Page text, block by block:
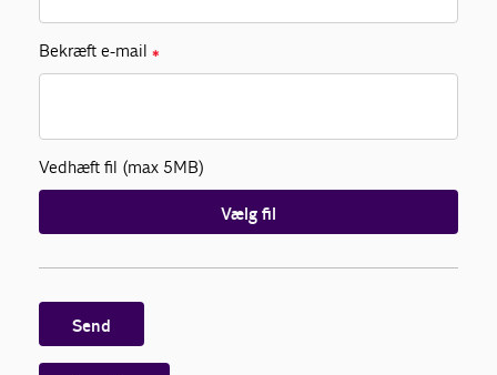
Bekræft e-mail ✱
Vedhæft fil (max 5MB)
Vælg fil
Send